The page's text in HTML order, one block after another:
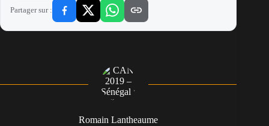
Partager sur :
Romain Lantheaume